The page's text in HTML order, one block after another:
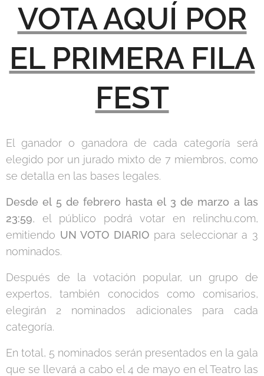
VOTA AQUÍ POR
EL PRIMERA FILA
FEST
El ganador o ganadora de cada categoría será
elegido por un jurado mixto de 7 miembros, como
se detalla en las bases legales.
Desde el 5 de febrero hasta el 3 de marzo a las
23:59, el público podrá votar en relinchu.com,
emitiendo UN VOTO DIARIO para seleccionar a 3
nominados.
Después de la votación popular, un grupo de
expertos, también conocidos como comisarios,
elegirán 2 nominados adicionales para cada
categoría.
En total, 5 nominados serán presentados en la gala
que se llevará a cabo el 4 de mayo en el Teatro las